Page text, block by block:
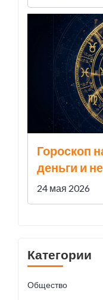
Гороскоп
деньги и
24 мая 2026
Категории
Общество